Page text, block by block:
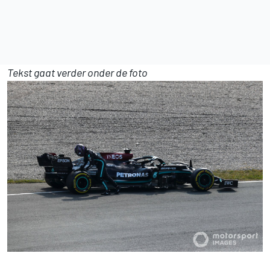
Tekst gaat verder onder de foto